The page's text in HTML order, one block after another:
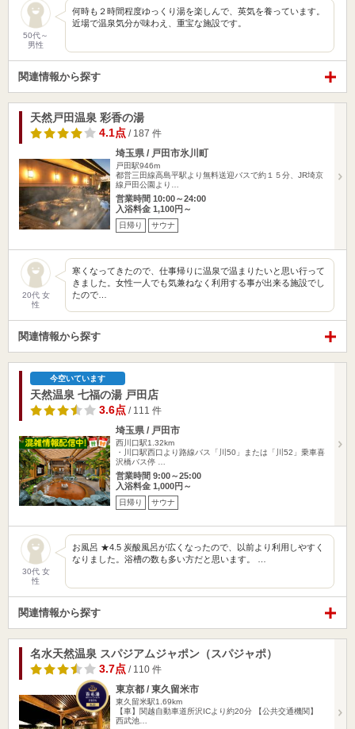
50代～
男性
何時も２時間程度ゆっくり湯を楽しんで、英気を養っています。
近場で温泉気分が味わえ、重宝な施設です。
関連情報から探す
天然戸田温泉 彩香の湯
4.1点 / 187 件
埼玉県 / 戸田市氷川町
戸田駅946m
都営三田線高島平駅より無料送迎バスで約１５分、JR埼京
線戸田公園より…
営業時間 10:00～24:00
入浴料金 1,100円～
日帰り サウナ
20代 女
性
寒くなってきたので、仕事帰りに温泉で温まりたいと思い行って
きました。女性一人でも気兼ねなく利用する事が出来る施設でし
たので…
関連情報から探す
今空いています
天然温泉 七福の湯 戸田店
3.6点 / 111 件
埼玉県 / 戸田市
西川口駅1.32km
・川口駅西口より路線バス「川50」または「川52」乗車喜
沢橋バス停 …
営業時間 9:00～25:00
入浴料金 1,000円～
日帰り サウナ
30代 女
性
お風呂 ★4.5 炭酸風呂が広くなったので、以前より利用しやすく
なりました。浴槽の数も多い方だと思います。 …
関連情報から探す
名水天然温泉 スパジアムジャポン（スパジャポ）
3.7点 / 110 件
東京都 / 東久留米市
東久留米駅1.69km
【車】関越自動車道所沢ICより約20分 【公共交通機関】
西武池…